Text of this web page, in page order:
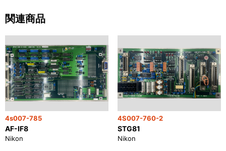
関連商品
AF-IF8
4s007-785
Nikon
STG81
4S007-760-2
Nikon